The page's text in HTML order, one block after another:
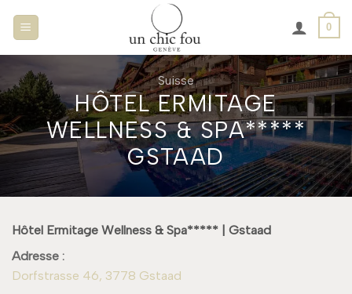
0
Suisse
HÔTEL ERMITAGE
WELLNESS & SPA*****
GSTAAD
Hôtel Ermitage Wellness & Spa***** | Gstaad
Adresse :
Dorfstrasse 46, 3778 Gstaad